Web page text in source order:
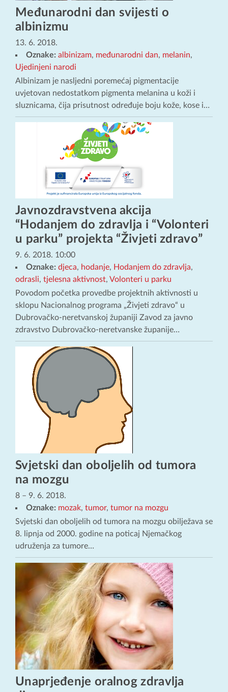
Međunarodni dan svijesti o
albinizmu
13. 6. 2018.
Oznake: albinizam, međunarodni dan, melanin,
Ujedinjeni narodi
Albinizam je nasljedni poremećaj pigmentacije
uvjetovan nedostatkom pigmenta melanina u koži i
sluznicama, čija prisutnost određuje boju kože, kose i…
Javnozdravstvena akcija
“Hodanjem do zdravlja i “Volonteri
u parku” projekta “Živjeti zdravo”
9. 6. 2018. 10:00
Oznake: djeca, hodanje, Hodanjem do zdravlja,
odrasli, tjelesna aktivnost, Volonteri u parku
Povodom početka provedbe projektnih aktivnosti u
sklopu Nacionalnog programa „Živjeti zdravo“ u
Dubrovačko-neretvanskoj županiji Zavod za javno
zdravstvo Dubrovačko-neretvanske županije…
Svjetski dan oboljelih od tumora
na mozgu
8 – 9. 6. 2018.
Oznake: mozak, tumor, tumor na mozgu
Svjetski dan oboljelih od tumora na mozgu obilježava se
8. lipnja od 2000. godine na poticaj Njemačkog
udruženja za tumore…
Unaprjeđenje oralnog zdravlja